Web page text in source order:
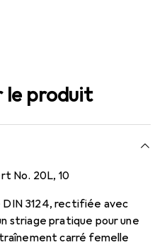
le produit
No. 20L, 10
DIN 3124, rectifiée avec
striage pratique pour une
carré femelle